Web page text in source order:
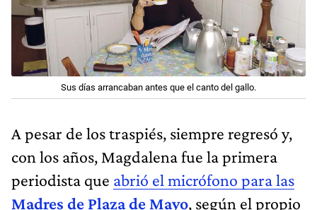
Sus días arrancaban antes que el canto del gallo.
A pesar de los traspiés, siempre regresó y,
con los años, Magdalena fue la primera
periodista que abrió el micrófono para las
Madres de Plaza de Mayo, según el propio